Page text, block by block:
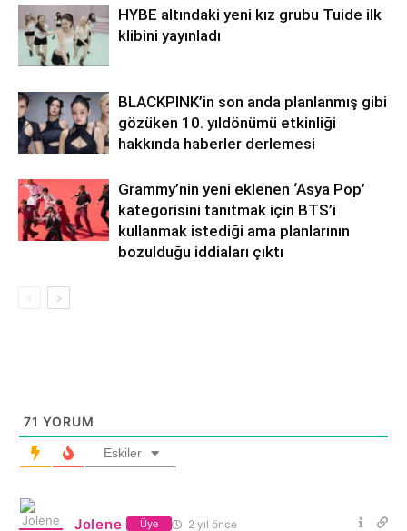
HYBE altındaki yeni kız grubu Tuide ilk
klibini yayınladı
BLACKPINK’in son anda planlanmış gibi
gözüken 10. yıldönümü etkinliği
hakkında haberler derlemesi
Grammy’nin yeni eklenen ‘Asya Pop’
kategorisini tanıtmak için BTS’i
kullanmak istediği ama planlarının
bozulduğu iddiaları çıktı
71 YORUM
Eskiler
Jolene Üye 2 yıl önce